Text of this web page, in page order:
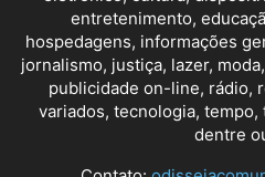
entretenimento,
hospedagens, informações
jornalismo, justiça, lazer,
publicidade on-line, rádio,
variados, tecnologia,
dentre